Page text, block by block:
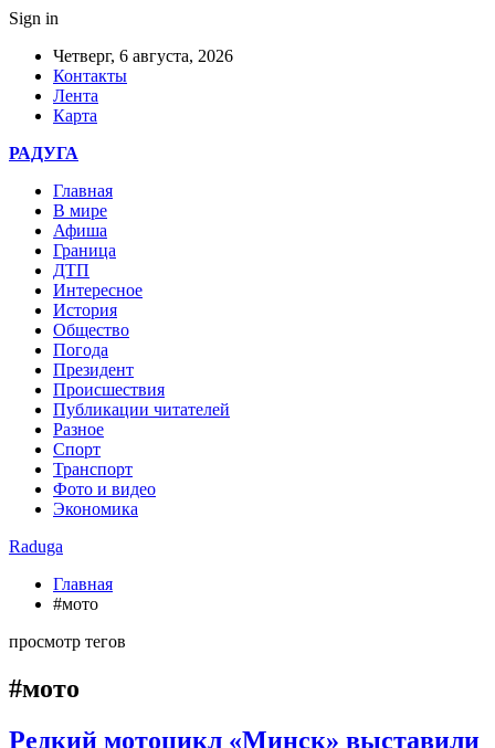
Sign in
Четверг, 6 августа, 2026
Контакты
Лента
Карта
РАДУГА
Главная
В мире
Афиша
Граница
ДТП
Интересное
История
Общество
Погода
Президент
Происшествия
Публикации читателей
Разное
Спорт
Транспорт
Фото и видео
Экономика
Raduga
Главная
#мото
просмотр тегов
#мото
Редкий мотоцикл «Минск» выставили